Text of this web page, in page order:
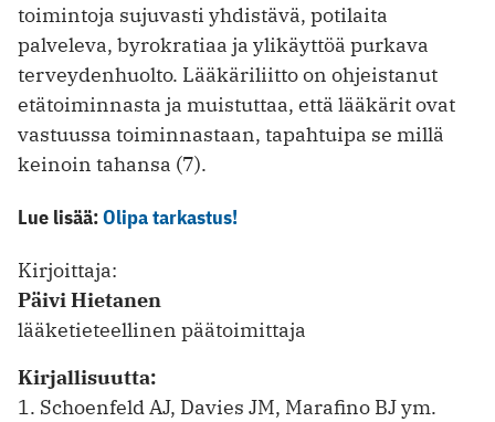
toimintoja sujuvasti yhdistävä, potilaita
palveleva, byrokratiaa ja ylikäyttöä purkava
terveydenhuolto. Lääkäriliitto on ohjeistanut
etätoiminnasta ja muistuttaa, että lääkärit ovat
vastuussa toiminnastaan, tapahtuipa se millä
keinoin tahansa (7).
Lue lisää:Olipa tarkastus!
Kirjoittaja:
Päivi Hietanen
lääketieteellinen päätoimittaja
Kirjallisuutta:
1. Schoenfeld AJ, Davies JM, Marafino BJ ym.